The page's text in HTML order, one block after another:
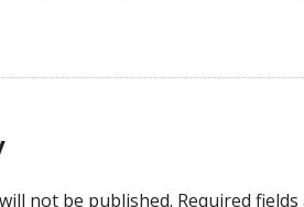
not be published. Required